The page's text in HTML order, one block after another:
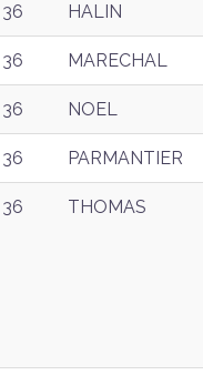
36 HALIN
36 MARECHAL
36 NOEL
36 PARMANTIER
36 THOMAS